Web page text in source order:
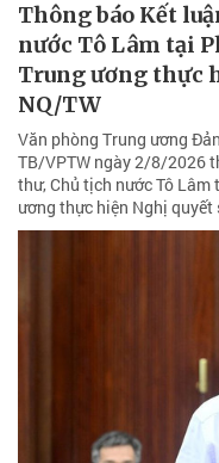
Thông báo Kết
nước Tô Lâm tại
Trung ương thực
NQ/TW
Văn phòng Trung ương
TB/VPTW ngày 2/8/2026
thư, Chủ tịch nước Tô Lâm
ương thực hiện Nghị quyết